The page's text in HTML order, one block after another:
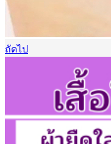
ถัดไป